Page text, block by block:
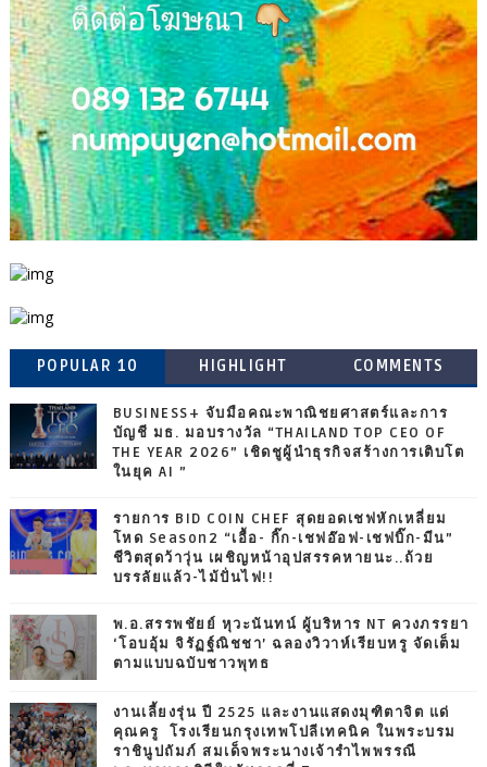
POPULAR 10 HIGHLIGHT COMMENTS
BUSINESS+ จับมือคณะพาณิชยศาสตร์และการ
บัญชี มธ. มอบรางวัล “THAILAND TOP CEO OF
THE YEAR 2026” เชิดชูผู้นำธุรกิจสร้างการเติบโต
ในยุค AI ”
รายการ BID COIN CHEF สุดยอดเชฟหักเหลี่ยม
โหด Season2 “เอื้อ- กิ๊ก-เชฟอ๊อฟ-เชฟบิ๊ก-มีน”
ชีวิตสุดว้าวุ่น เผชิญหน้าอุปสรรคหายนะ..ถ้วย
บรรลัยแล้ว-ไม้ปั่นไฟ!!
พ.อ.สรรพชัยย์ หุวะนันทน์ ผู้บริหาร NT ควงภรรยา
‘โอบอุ้ม จิรัฏฐ์ณิชชา’ ฉลองวิวาห์เรียบหรู จัดเต็ม
ตามแบบฉบับชาวพุทธ
งานเลี้ยงรุ่น ปี 2525 และงานแสดงมุฑิตาจิต แด่
คุณครู โรงเรียนกรุงเทพโปลีเทคนิค ในพระบรม
ราชินูปถัมภ์ สมเด็จพระนางเจ้ารำไพพรรณี